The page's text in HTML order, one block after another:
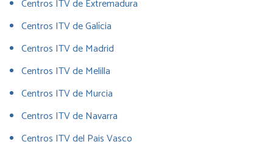
Centros ITV de Extremadura
Centros ITV de Galícia
Centros ITV de Madrid
Centros ITV de Melilla
Centros ITV de Murcia
Centros ITV de Navarra
Centros ITV del Pais Vasco